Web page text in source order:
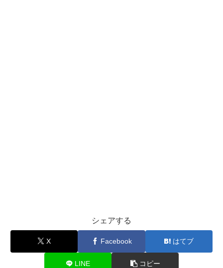
シェアする
X Facebook はてブ
LINE コピー